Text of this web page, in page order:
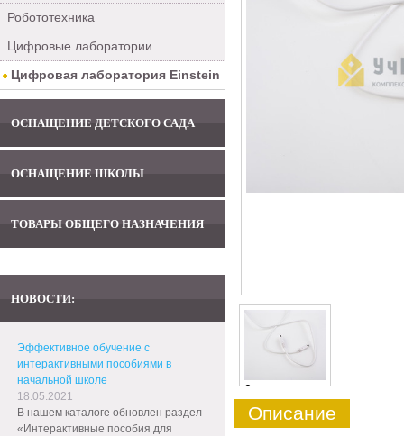
Робототехника
Цифровые лаборатории
Цифровая лаборатория Einstein
ОСНАЩЕНИЕ ДЕТСКОГО САДА
ОСНАЩЕНИЕ ШКОЛЫ
ТОВАРЫ ОБЩЕГО НАЗНАЧЕНИЯ
НОВОСТИ:
Эффективное обучение с
интерактивными пособиями в
начальной школе
18.05.2021
В нашем каталоге обновлен раздел
«Интерактивные пособия для
0
Описание